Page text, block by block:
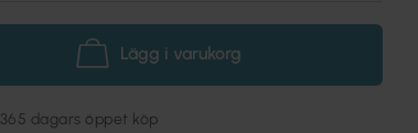
Lägg i varukorg
365 dagars öppet köp